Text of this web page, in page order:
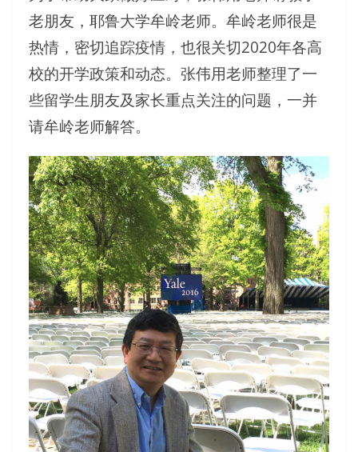
老朋友，耶鲁大学牟岭老师。牟岭老师很是
热情，密切追踪疫情，也很关切2020年各高
校的开学政策和动态。张伟用老师整理了一
些留学生朋友及家长重点关注的问题，一并
请牟岭老师解答。